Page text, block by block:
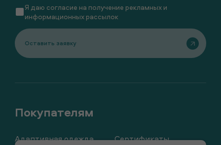
Адаптивная одежда Сертификаты
Я даю согласие на получение рекламных и
информационных рассылок
Оставить заявку